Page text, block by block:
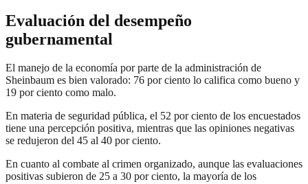
Evaluación del desempeño
gubernamental
El manejo de la economía por parte de la administración de
Sheinbaum es bien valorado: 76 por ciento lo califica como bueno y
19 por ciento como malo.
En materia de seguridad pública, el 52 por ciento de los encuestados
tiene una percepción positiva, mientras que las opiniones negativas
se redujeron del 45 al 40 por ciento.
En cuanto al combate al crimen organizado, aunque las evaluaciones
positivas subieron de 25 a 30 por ciento, la mayoría de los